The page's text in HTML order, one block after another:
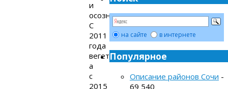
и
осознанности.
С
2011
года
вегетарианец,
а
с
2015
на сайте в интернете
Популярное
Описание районов Сочи -
69 540